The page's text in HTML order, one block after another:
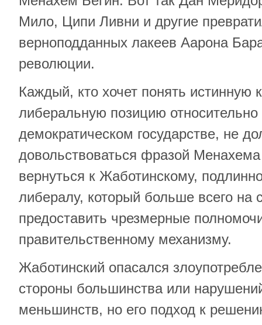
Мило, Ципи Ливни и другие
верноподданных лакеев Аарона
революции.
Каждый, кто хочет понять истинную
либеральную позицию относительно
демократическом государстве, не
довольствоваться фразой
вернуться к Жаботинскому,
либералу, который больше всего на
предоставить чрезмерные
правительственному механизму.
Жаботинский опасался
стороны большинства или
меньшинств, но его подход к